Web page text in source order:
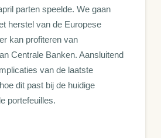
parten speelde. We gaan
herstel van de Europese
kan profiteren van
Centrale Banken. Aansluitend
van de laatste
dit past bij de huidige
portefeuilles.